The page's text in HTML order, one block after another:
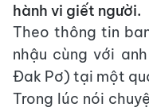
hành vi giết người.
Theo thông tin
nhậu cùng với
Đak Pơ) tại một
Trong lúc nói